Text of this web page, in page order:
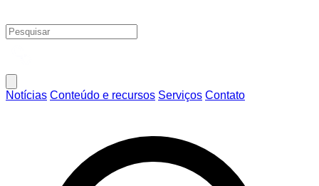
Notícias Conteúdo e recursos Serviços Contato